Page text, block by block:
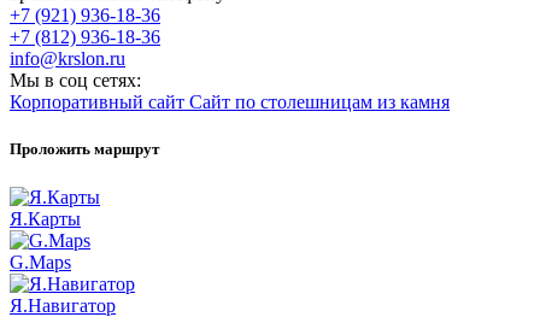
+7 (921) 936-18-36
+7 (812) 936-18-36
info@krslon.ru
Мы в соц сетях:
Корпоративный сайт Сайт по столешницам из камня
Проложить маршрут
Я.Карты
G.Maps
Я.Навигатор